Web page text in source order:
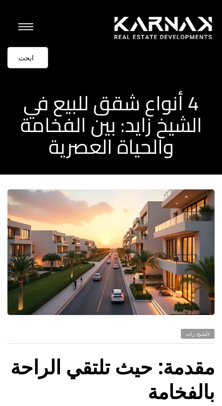
4 أنواع شقق للبيع في
الشيخ زايد: بين الفخامة
والحياة العصرية
الشيخ زايد
مقدمة: حيث تلتقي الراحة
بالفخامة